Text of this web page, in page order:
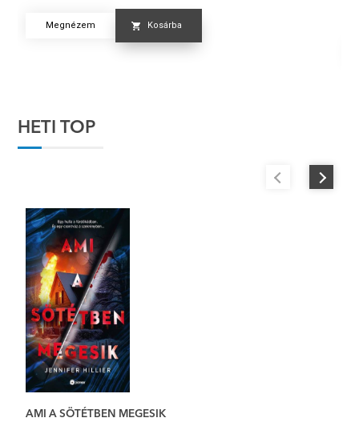
Megnézem Kosárba
HETI TOP
AMI A SÖTÉTBEN MEGESIK